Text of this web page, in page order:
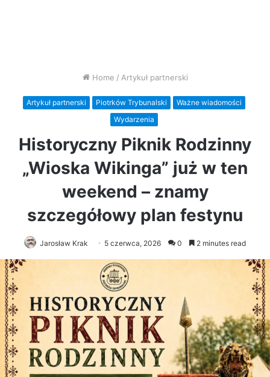
Home / Artykuł partnerski
Artykuł partnerski Piotrków Trybunalski
Ważne wiadomości
Wydarzenia
Historyczny Piknik Rodzinny
„Wioska Wikinga” już w ten
weekend – znamy
szczegółowy plan festynu
Jarosław Krak 5 czerwca, 2026 0 2 minutes read